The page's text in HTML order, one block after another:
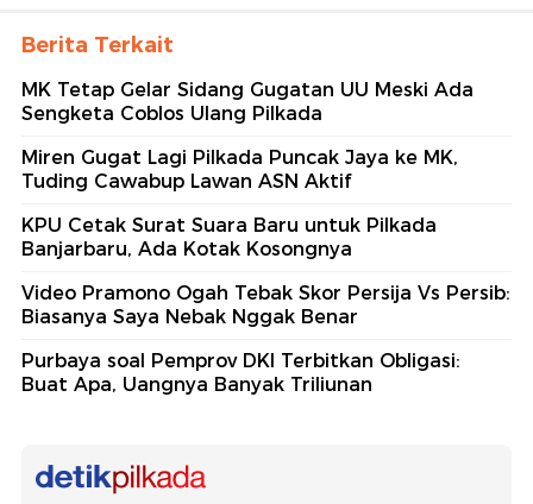
Berita Terkait
MK Tetap Gelar Sidang Gugatan UU Meski Ada
Sengketa Coblos Ulang Pilkada
Miren Gugat Lagi Pilkada Puncak Jaya ke MK,
Tuding Cawabup Lawan ASN Aktif
KPU Cetak Surat Suara Baru untuk Pilkada
Banjarbaru, Ada Kotak Kosongnya
Video Pramono Ogah Tebak Skor Persija Vs Persib:
Biasanya Saya Nebak Nggak Benar
Purbaya soal Pemprov DKI Terbitkan Obligasi:
Buat Apa, Uangnya Banyak Triliunan